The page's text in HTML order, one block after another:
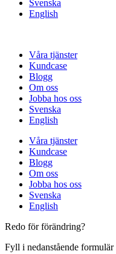
Svenska
English
Våra tjänster
Kundcase
Blogg
Om oss
Jobba hos oss
Svenska
English
Våra tjänster
Kundcase
Blogg
Om oss
Jobba hos oss
Svenska
English
Redo för förändring?
Fyll i nedanstående